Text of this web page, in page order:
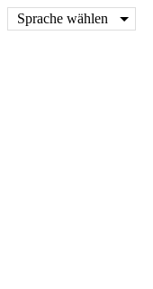
Sprache wählen